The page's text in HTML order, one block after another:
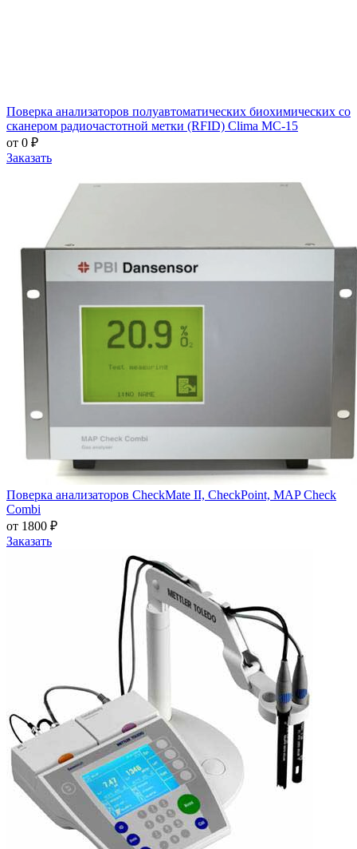
Поверка анализаторов полуавтоматических биохимических со
сканером радиочастотной метки (RFID) Clima MC-15
от 0 ₽
Заказать
Поверка анализаторов CheckMate II, CheckPoint, MAP Check
Combi
от 1800 ₽
Заказать